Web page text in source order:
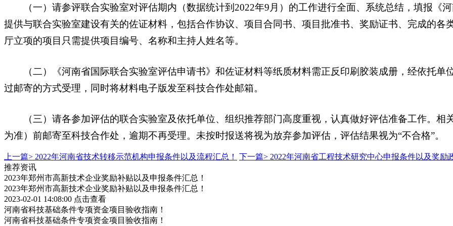
（一）请参评联合实验室对评估期内（数据统计到2022年9月）的工作进行全面、系统总结，填报《
提供与联合实验室建设有关的佐证材料，包括合作协议、项目合同书、项目批准书、奖励证书、完成的
厅立项的项目只需提供项目编号、名称和主持人姓名等。
（二）《河南省国际联合实验室评估申请书》和佐证材料等纸质材料需正反印刷胶装成册，经依托单
过邮寄的方式受理，同时将材料电子版发至科技合作处邮箱。
（三）请各参加评估的联合实验室及依托单位、组织推荐部门高度重视，认真做好评估准备工作。相
为准）前邮寄至科技合作处，逾期不再受理。未按时报送将视为放弃参加评估，评估结果视为“不合格”。
上一篇> 2022年河南省技术转移示范机构申报条件以及流程汇总！ 下一篇> 2022年河南省工程技术研究中心申报条件以及奖励
推荐资讯
2023年郑州市高新技术企业奖励补贴以及申报条件汇总！
2023年郑州市高新技术企业奖励补贴以及申报条件汇总！
2023-02-01 14:08:00 点击查看
河南省科技基础条件专项资金项目验收指南！
河南省科技基础条件专项资金项目验收指南！